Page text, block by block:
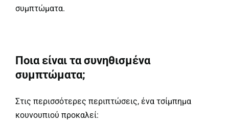
συμπτώματα.
Ποια είναι τα συνηθισμένα
συμπτώματα;
Στις περισσότερες περιπτώσεις, ένα τσίμπημα
κουνουπιού προκαλεί: